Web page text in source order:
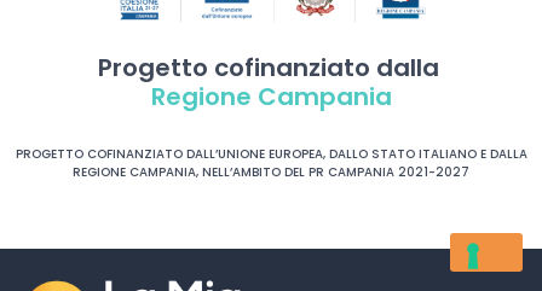
Progetto cofinanziato dalla
Regione Campania
PROGETTO COFINANZIATO DALL’UNIONE EUROPEA, DALLO STATO ITALIANO E DALLA
REGIONE CAMPANIA, NELL’AMBITO DEL PR CAMPANIA 2021-2027